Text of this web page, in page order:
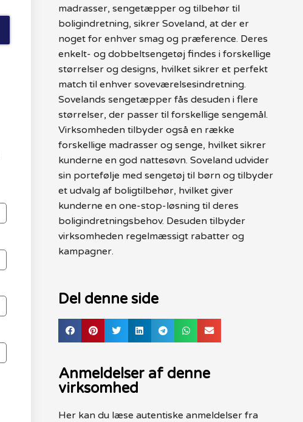
madrasser, sengetæpper og tilbehør til
boligindretning, sikrer Soveland, at der er
noget for enhver smag og præference. Deres
enkelt- og dobbeltsengetøj findes i forskellige
størrelser og designs, hvilket sikrer et perfekt
match til enhver soveværelsesindretning.
Sovelands sengetæpper fås desuden i flere
størrelser, der passer til forskellige sengemål.
Virksomheden tilbyder også en række
forskellige madrasser og senge, hvilket sikrer
kunderne en god nattesøvn. Soveland udvider
sin portefølje med sengetøj til børn og tilbyder
et udvalg af boligtilbehør, hvilket giver
kunderne en one-stop-løsning til deres
boligindretningsbehov. Desuden tilbyder
virksomheden regelmæssigt rabatter og
kampagner.
Del denne side
Anmeldelser af denne
virksomhed
Her kan du læse autentiske anmeldelser fra